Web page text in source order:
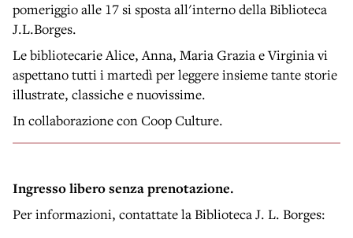
pomeriggio alle 17 si sposta all'interno della Biblioteca
J.L.Borges.
Le bibliotecarie Alice, Anna, Maria Grazia e Virginia vi
aspettano tutti i martedì per leggere insieme tante storie
illustrate, classiche e nuovissime.
In collaborazione con Coop Culture.
Ingresso libero senza prenotazione.
Per informazioni, contattate la Biblioteca J. L. Borges: